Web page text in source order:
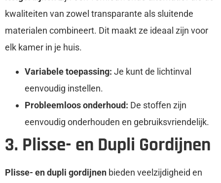
kwaliteiten van zowel transparante als sluitende
materialen combineert. Dit maakt ze ideaal zijn voor
elk kamer in je huis.
Variabele toepassing: Je kunt de lichtinval
eenvoudig instellen.
Probleemloos onderhoud: De stoffen zijn
eenvoudig onderhouden en gebruiksvriendelijk.
3. Plisse- en Dupli Gordijnen
Plisse- en dupli gordijnen bieden veelzijdigheid en